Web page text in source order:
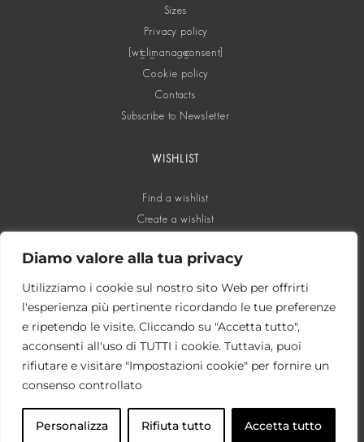
Diamo valore alla tua privacy
Utilizziamo i cookie sul nostro sito Web per offrirti
l'esperienza più pertinente ricordando le tue preferenze
e ripetendo le visite. Cliccando su "Accetta tutto",
acconsenti all'uso di TUTTI i cookie. Tuttavia, puoi
rifiutare e visitare "Impostazioni cookie" per fornire un
consenso controllato
Personalizza Rifiuta tutto Accetta tutto
Sizes
Privacy policy
[wt_cli_manage_consent]
Cookie policy
Contacts
Subscribe to Newsletter
WISHLIST
Find a wishlist
Create a wishlist
SOCIAL